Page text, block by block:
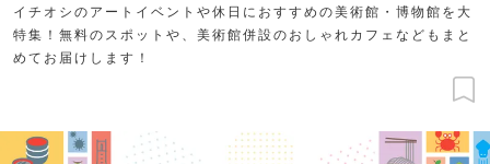
イチオシのアートイベントや休日におすすめの美術館・博物館を大
特集！無料のスポットや、美術館併設のおしゃれカフェなどもまと
めてお届けします！